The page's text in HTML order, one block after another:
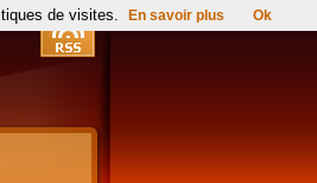
de visites. En savoir plus Ok